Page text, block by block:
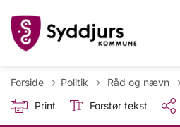
Forside Politik Tilbage til
Råd og nævn
Print
Forstør tekst